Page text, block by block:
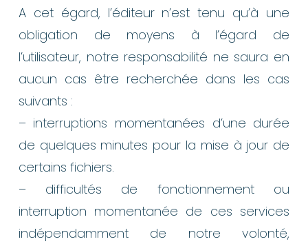
A cet égard, l’éditeur n’est tenu qu’à une
obligation de moyens à l’égard de
l’utilisateur, notre responsabilité ne saura en
aucun cas être recherchée dans les cas
suivants :
– interruptions momentanées d’une durée
de quelques minutes pour la mise à jour de
certains fichiers.
– difficultés de fonctionnement ou
interruption momentanée de ces services
indépendamment de notre volonté,